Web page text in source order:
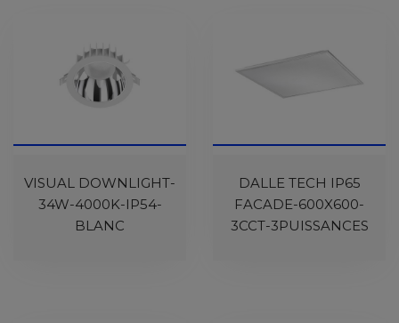
VISUAL DOWNLIGHT-
34W-4000K-IP54-
BLANC
DALLE TECH IP65
FACADE-600X600-
3CCT-3PUISSANCES